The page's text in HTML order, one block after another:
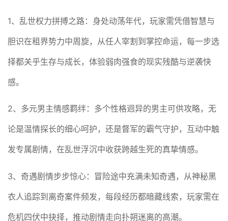
1、乱世权力拼搏之路：身处动荡年代，玩家需凭借智慧与
胆识在租界势力中周旋，从任人宰割到掌控命运，每一步选
择都关乎生存与成长，体验弱肉强食的现实残酷与逆袭快
感。
2、多元男主情感羁绊：多个性格迥异的男主可供攻略，无
论是温情探长的细心呵护，还是督军的霸气守护，互动中触
发专属剧情，在乱世浮沉中收获跨越生死的真挚情感。
3、奇遇剧情步步惊心：冒险途中充满未知奇遇，从神秘黑
衣人追踪到离奇案件频发，每段经历都暗藏线索，玩家需在
危机四伏中抉择，推动剧情走向扑朔迷离的高潮。